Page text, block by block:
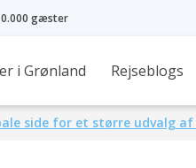
gæster
i Grønland Rejseblogs
side for et større udvalg